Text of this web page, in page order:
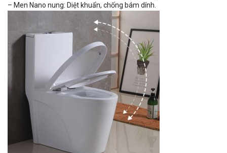
– Men Nano nung: Diệt khuẩn, chống bám dính.